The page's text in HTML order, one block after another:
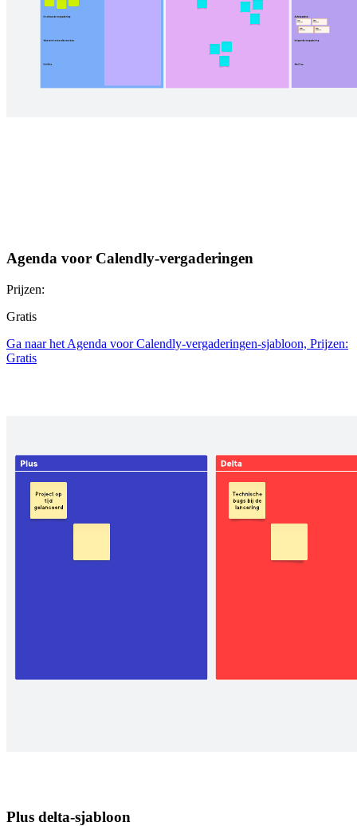
Agenda voor Calendly-vergaderingen
Prijzen:
Gratis
Ga naar het Agenda voor Calendly-vergaderingen-sjabloon, Prijzen:
Gratis
Plus delta-sjabloon